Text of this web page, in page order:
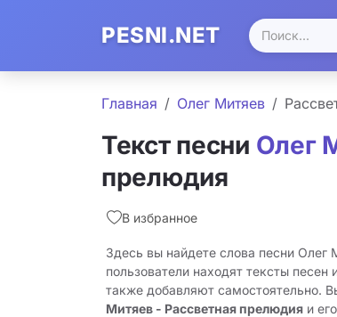
PESNI.NET
Главная Олег Митяев
Текст песни Олег
прелюдия
В избранное
Здесь вы найдете слова песни
пользователи находят тексты песен
также добавляют самостоятельно.
Митяев - Рассветная прелюдия и